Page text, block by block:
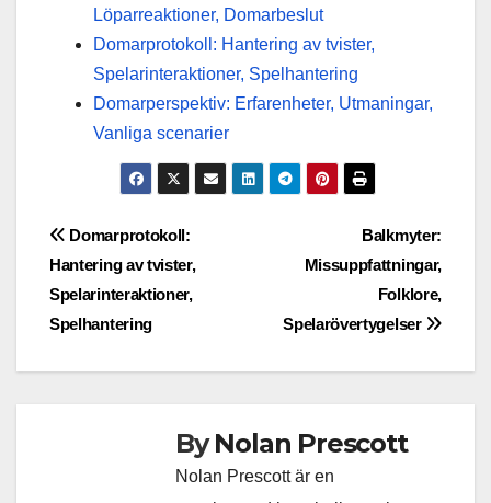
Löparreaktioner, Domarbeslut
Domarprotokoll: Hantering av tvister,
Spelarinteraktioner, Spelhantering
Domarperspektiv: Erfarenheter, Utmaningar,
Vanliga scenarier
Post
navigation
Balkmyter:
Missuppfattningar,
Folklore,
Spelarövertygelser
Domarprotokoll:
Hantering av tvister,
Spelarinteraktioner,
Spelhantering
ByNolan Prescott
Nolan Prescott är en